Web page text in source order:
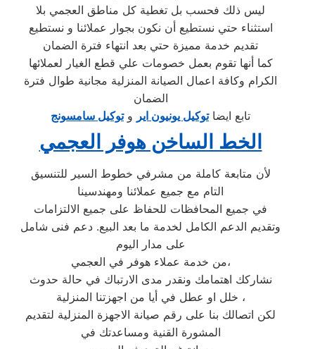
ليس ذلك فحسب بل تغطية كل مناطق العجمي بلا
استثناء حتي نستطيع أن نكون بجوار عملائنا و نستطيع
تقديم خدمة مميزة حتي بعد انتهاء فترة الضمان
كما أنها تقوم بعمل خصومات علي قطع الغيار لعملائها
الكرام وكافة اعمال الصيانة المنزلية مجانية طوال فترة
الضمان
تابع ايضاتوكيل يونيون اير وتوكيل سامسونج
الخط الساخن هوفر العجمي
لأن متابعة كاملة من مشرفي خطوط السير للتنسيق
التام مع جميع عملائنا ومهندسينا
في جميع المحافظات للحفاظ على جميع الالتزامات
وتقديم الدعم الكامل لخدمة ما بعد البيع. دعم فنى شامل
على مدار اليوم
من خدمة عملاء هوفر في العجمي،
نشاركك اهتمامك ونقدر مدى الارتباك في حالة حدوث
خلل او عطل في أيا من اجهزتنا المنزلية ،
لكن اتصالك بنا على رقم صيانة الاجهزة المنزلية لتقديم
المشورة القنية ومساعدتك في